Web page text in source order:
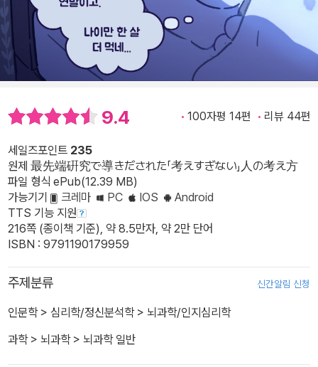
9.4 100자평 14편 리뷰 44편
세일즈포인트 235
원제 最先端硏究で導きだされた「考えすぎない」人の考え方
파일 형식 ePub(12.39 MB)
가능기기
크레마 PC IOS
Android
TTS 기능 지원
216쪽 (종이책 기준), 약 8.5만자, 약 2만 단어
ISBN : 9791190179959
주제분류 신간알림 신청
인문학> 심리학/정신분석학> 뇌과학/인지심리학
과학> 뇌과학> 뇌과학 일반